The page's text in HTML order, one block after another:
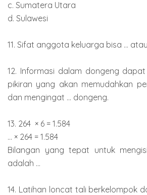
c. Sumatera Utara
d. Sulawesi
11. Sifat anggota keluarga bisa ...
12. Informasi dalam dongeng
pikiran yang akan memudahkan
dan mengingat ... dongeng.
13. 264 × 6 = 1.584
... × 264 = 1.584
Bilangan yang tepat untuk
adalah ...
14. Latihan loncat tali berkelompok